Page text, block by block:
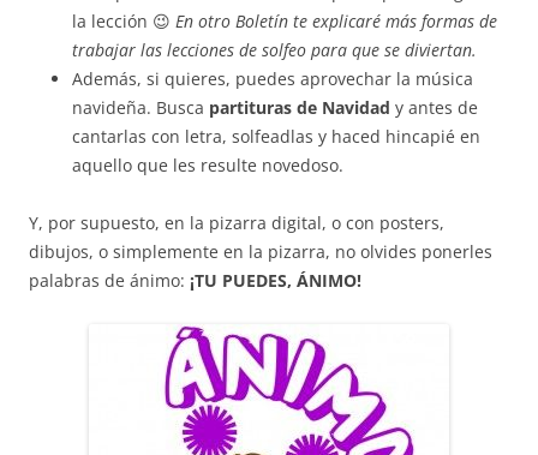
la lección 😉 En otro Boletín te explicaré más formas de
trabajar las lecciones de solfeo para que se diviertan.
Además, si quieres, puedes aprovechar la música
navideña. Busca partituras de Navidad y antes de
cantarlas con letra, solfeadlas y haced hincapié en
aquello que les resulte novedoso.
Y, por supuesto, en la pizarra digital, o con posters,
dibujos, o simplemente en la pizarra, no olvides ponerles
palabras de ánimo: ¡TU PUEDES, ÁNIMO!